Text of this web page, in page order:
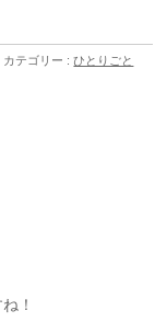
カテゴリー :ひとりごと
！